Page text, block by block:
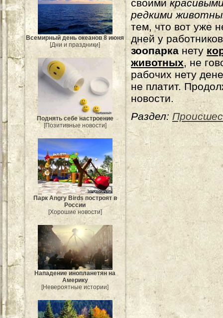
Всемирный день океанов 8 июня
[Дни и праздники]
Поднять себе настроение
[Позитивные новости]
Парк Angry Birds построят в
России
[Хорошие новости]
Нападение инопланетян на
Америку
[Невероятные истории]
своими
редкими
тем, что вот уже
дней у работников
зоопарка нету
животных, не
рабочих нету
не платит.
новости.
Раздел: